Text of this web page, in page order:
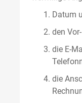
Datum
den
die E-
die